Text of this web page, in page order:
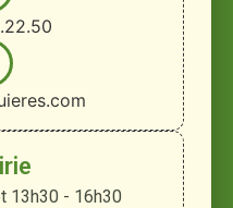
13h30 - 16h30